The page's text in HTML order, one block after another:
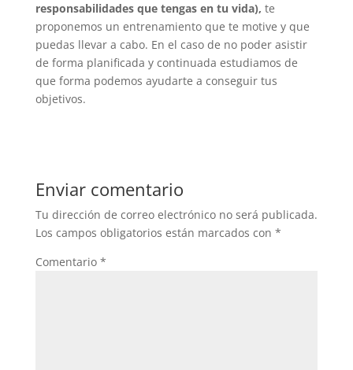
responsabilidades que tengas en tu vida), te
proponemos un entrenamiento que te motive y que
puedas llevar a cabo. En el caso de no poder asistir
de forma planificada y continuada estudiamos de
que forma podemos ayudarte a conseguir tus
objetivos.
Enviar comentario
Tu dirección de correo electrónico no será publicada.
Los campos obligatorios están marcados con *
Comentario *